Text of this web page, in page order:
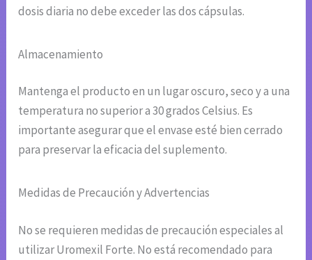
dosis diaria no debe exceder las dos cápsulas.
Almacenamiento
Mantenga el producto en un lugar oscuro, seco y a una
temperatura no superior a 30 grados Celsius. Es
importante asegurar que el envase esté bien cerrado
para preservar la eficacia del suplemento.
Medidas de Precaución y Advertencias
No se requieren medidas de precaución especiales al
utilizar Uromexil Forte. No está recomendado para